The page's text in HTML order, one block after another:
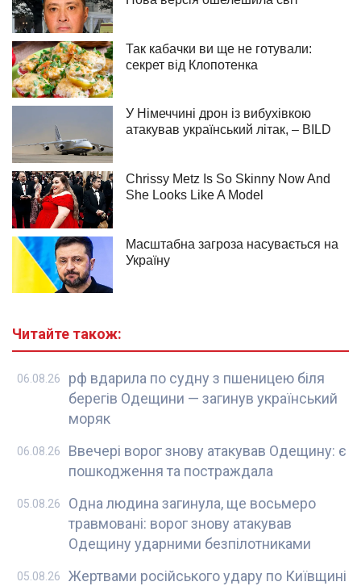
Читайте також:
рф вдарила по судну з пшеницею біля
берегів Одещини — загинув український
моряк
06.08.26
Ввечері ворог знову атакував Одещину: є
пошкодження та постраждала
06.08.26
Одна людина загинула, ще восьмеро
травмовані: ворог знову атакував
Одещину ударними безпілотниками
05.08.26
Жертвами російського удару по Київщині
05.08.26